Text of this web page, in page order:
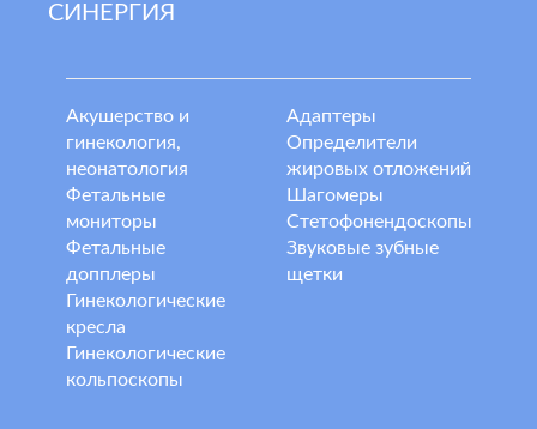
СИНЕРГИЯ
Акушерство и
гинекология,
неонатология
Фетальные
мониторы
Фетальные
допплеры
Гинекологические
кресла
Гинекологические
кольпоскопы
Адаптеры
Определители
жировых отложений
Шагомеры
Стетофонендоскопы
Звуковые зубные
щетки